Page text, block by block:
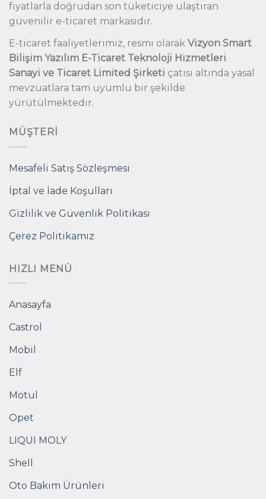
fiyatlarla doğrudan son tüketiciye ulaştıran
güvenilir e-ticaret markasıdır.
E-ticaret faaliyetlerimiz, resmi olarak Vizyon Smart
Bilişim Yazılım E-Ticaret Teknoloji Hizmetleri
Sanayi ve Ticaret Limited Şirketi çatısı altında yasal
mevzuatlara tam uyumlu bir şekilde
yürütülmektedir.
MÜŞTERI
Mesafeli Satış Sözleşmesi
İptal ve İade Koşulları
Gizlilik ve Güvenlik Politikası
Çerez Politikamız
HIZLI MENÜ
Anasayfa
Castrol
Mobil
Elf
Motul
Opet
LIQUI MOLY
Shell
Oto Bakım Ürünleri